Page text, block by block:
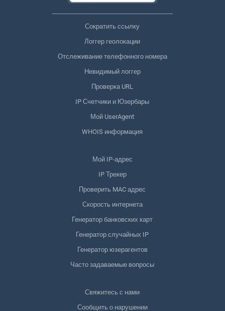
Сократить ссылку
Логгер геолокации
Отслеживание телефонного номера
Невидимый логгер
Проверка URL
IP Счетчики и Юзербары
Мой UserAgent
WHOIS информация
Мой IP-адрес
IP Трекер
Проверить MAC адрес
Скорость интернета
Генератор банковских карт
Генератор случайных IP
Генератор юзерагентов
Часто задаваемые вопросы
Свяжитесь с нами
Сообщить о нарушении